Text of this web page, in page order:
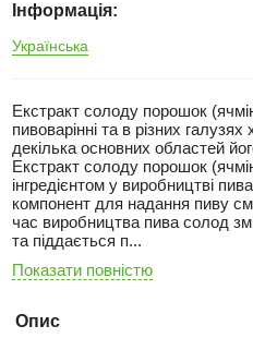
Інформація:
Українська
Екстракт солоду порошок
пивоварінні та в різних
декілька основних областей
Екстракт солоду порошок
інгредієнтом у виробництві
компонент для надання пиву
час виробництва пива солод
та піддається п...
Показати повністю
Опис